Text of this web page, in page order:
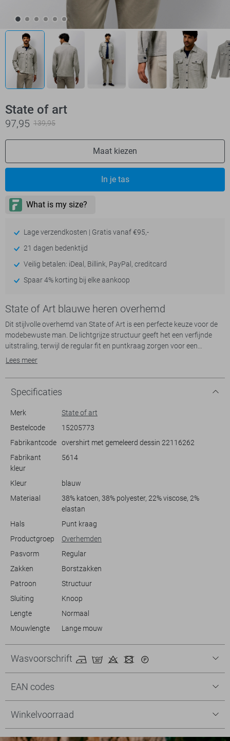
State of art
97,95 139,95
Maat kiezen
In je tas
Lage verzendkosten | Gratis vanaf €95,-
21 dagen bedenktijd
Veilig betalen: iDeal, Billink, PayPal, creditcard
Spaar 4% korting bij elke aankoop
State of Art blauwe heren overhemd
Dit stijlvolle overhemd van State of Art is een perfecte keuze voor de
modebewuste man. De lichtgrijze structuur geeft het een verfijnde
uitstraling, terwijl de regular fit en puntkraag zorgen voor een
klassieke en comfortabele pasvorm. Met de knoopsluiting en de twee
Ideaal voor de lente, biedt dit overhemd een veelzijdige stijl die past bij
verschillende gelegenheden, van een informele werkdag tot een
ontspannen weekenduitje.
en veelzijdig. Dankzij het tijdloze ontwerp kun je het overhemd zowel
met een nette broek als een casual jeans combineren. Of je nu een dag
op kantoor doorbrengt of een avondje uit gaat, dit State of Art
overhemd biedt je stijl en comfort in één. Laat je persoonlijke stijl
Lees meer
Specificaties
Merk
State of art
Bestelcode
15205773
Fabrikantcode
overshirt met gemeleerd dessin 22116262
Fabrikant
kleur
5614
Kleur
blauw
Materiaal
38% katoen, 38% polyester, 22% viscose, 2%
elastan
Hals
Punt kraag
Productgroep
Overhemden
Pasvorm
Regular
Zakken
Borstzakken
Patroon
Structuur
Sluiting
Knoop
Lengte
Normaal
Mouwlengte
Lange mouw
Wasvoorschrift
EAN codes
Winkelvoorraad